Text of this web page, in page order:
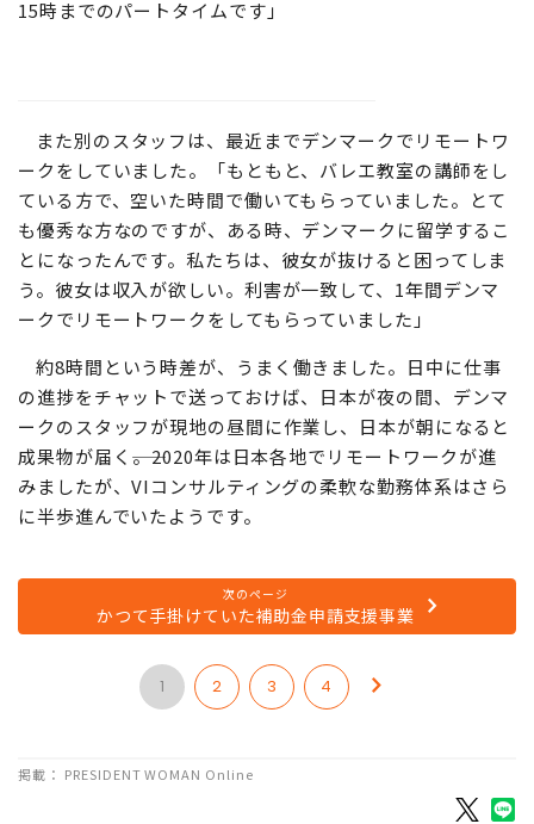
15時までのパートタイムです」
また別のスタッフは、最近までデンマークでリモートワ
ークをしていました。「もともと、バレエ教室の講師をし
ている方で、空いた時間で働いてもらっていました。とて
も優秀な方なのですが、ある時、デンマークに留学するこ
とになったんです。私たちは、彼女が抜けると困ってしま
う。彼女は収入が欲しい。利害が一致して、1年間デンマ
ークでリモートワークをしてもらっていました」
約8時間という時差が、うまく働きました。日中に仕事
の進捗をチャットで送っておけば、日本が夜の間、デンマ
ークのスタッフが現地の昼間に作業し、日本が朝になると
成果物が届く――。2020年は日本各地でリモートワークが進
みましたが、VIコンサルティングの柔軟な勤務体系はさら
に半歩進んでいたようです。
次のページ
かつて手掛けていた補助金申請支援事業
1 2 3 4
掲載： PRESIDENT WOMAN Online